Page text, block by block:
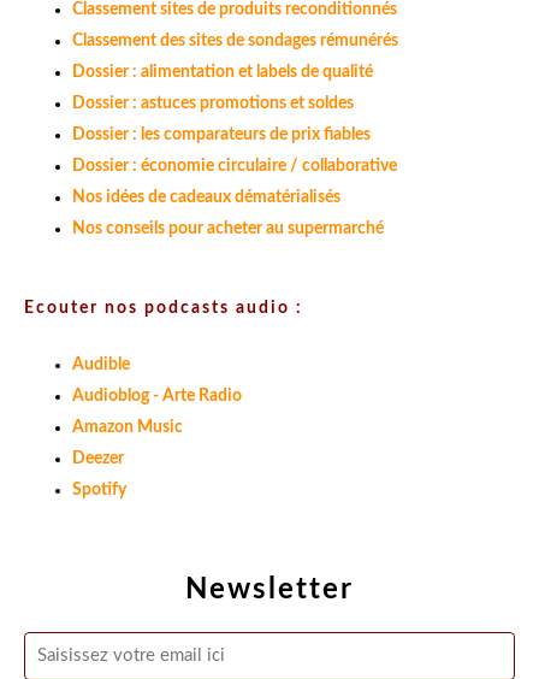
Newsletter
Classement sites de produits reconditionnés
Classement des sites de sondages rémunérés
Dossier : alimentation et labels de qualité
Dossier : astuces promotions et soldes
Dossier : les comparateurs de prix fiables
Dossier : économie circulaire / collaborative
Nos idées de cadeaux dématérialisés
Nos conseils pour acheter au supermarché
Ecouter nos podcasts audio :
Audible
Audioblog - Arte Radio
Amazon Music
Deezer
Spotify